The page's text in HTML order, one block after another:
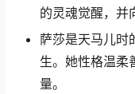
的灵魂觉醒，并
萨莎是天马儿时
生。她性格温柔
量。